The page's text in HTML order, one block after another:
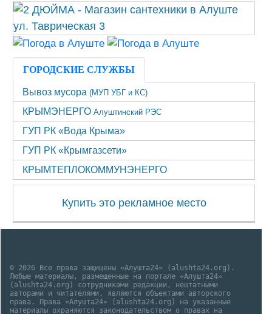
ГОРОДСКИЕ СЛУЖБЫ
Вывоз мусора (МУП УБГ и КС)
КРЫМЭНЕРГО Алуштинский РЭС
ГУП РК «Вода Крыма»
ГУП РК «Крымгазсети»
КРЫМТЕПЛОКОММУНЭНЕРГО
Купить это рекламное место
© 2026 Все права защищены «Алушта24» (alushta24.org).
Любые материалы, размещенные на портале «Алушта24»
(alushta24.org) сотрудниками редакции, нештатными
авторами и читателями, являются объектами авторского
права. Права «Алушта24» (alushta24.org) на указанные
материалы охраняются законодательством о правах на